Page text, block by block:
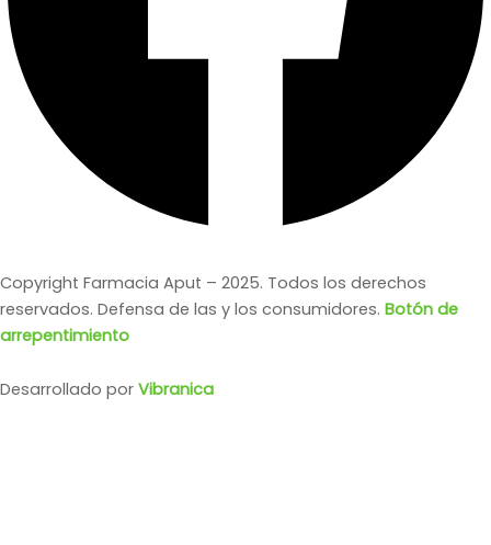
Copyright Farmacia Aput – 2025. Todos los derechos
reservados. Defensa de las y los consumidores. Botón de
arrepentimiento
Desarrollado por Vibranica